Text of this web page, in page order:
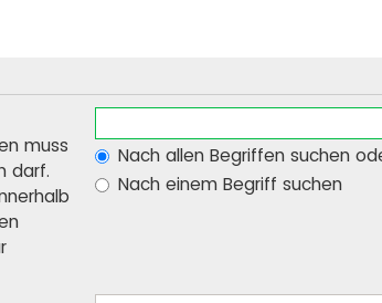
muss
darf.
Nach allen Begriffen suchen
Nach einem Begriff suchen